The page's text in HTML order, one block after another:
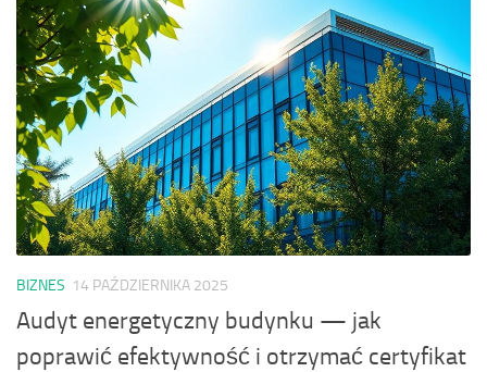
BIZNES 14 PAŹDZIERNIKA 2025
Audyt energetyczny budynku — jak
poprawić efektywność i otrzymać certyfikat